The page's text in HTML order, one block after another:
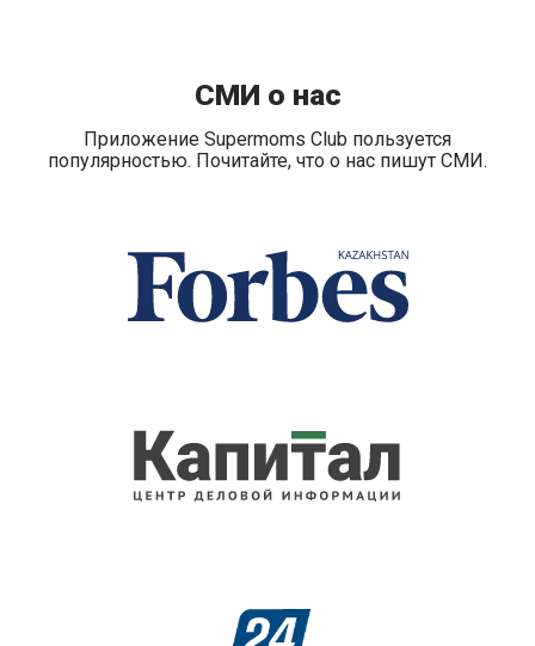
СМИ о нас
Приложение Supermoms Club пользуется
популярностью. Почитайте, что о нас пишут СМИ.